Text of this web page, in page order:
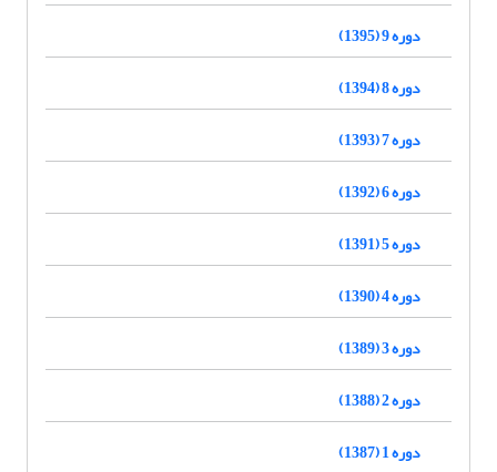
دوره 9 (1395)
دوره 8 (1394)
دوره 7 (1393)
دوره 6 (1392)
دوره 5 (1391)
دوره 4 (1390)
دوره 3 (1389)
دوره 2 (1388)
دوره 1 (1387)